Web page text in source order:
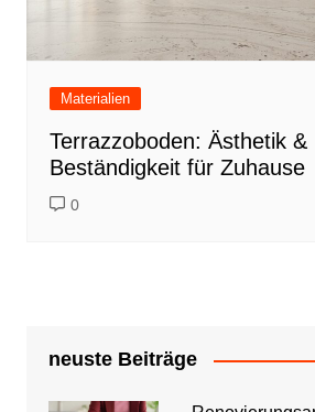
Materialien
Terrazzoboden: Ästhetik &
Beständigkeit für Zuhause
0
neuste Beiträge